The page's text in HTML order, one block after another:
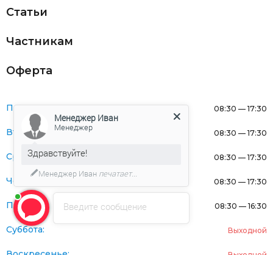
Статьи
Частникам
Оферта
Понедельник: 08:30 — 17:30
Вторник: 08:30 — 17:30
Среда: 08:30 — 17:30
Четверг: 08:30 — 17:30
Пятница: 08:30 — 16:30
Суббота: Выходной
Введите сообщение
Менеджер Иван
Менеджер
Здравствуйте!
Менеджер Иван печатает...